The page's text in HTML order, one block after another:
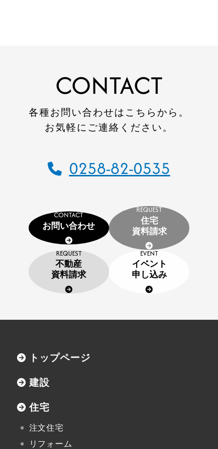
不動産
環境事業
コワーキングスペース
建設施工事例
環境事業施工事例
会社案内
会社概要
CSR
SDGs
お知らせ
CONTACT
各種お問い合わせはこちらから。
お気軽にご連絡ください。
0258-82-0535
CONTACT
お問い合わせ
REQUEST
住宅
資料請求
REQUEST
不動産
資料請求
EVENT
イベント
申し込み
トップページ
建設
住宅
注文住宅
リフォーム